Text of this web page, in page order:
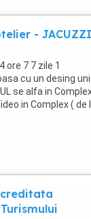
- JACUZZI
ore 7 7 zile 1
cu un desing
se alfa in
in Complex ( de